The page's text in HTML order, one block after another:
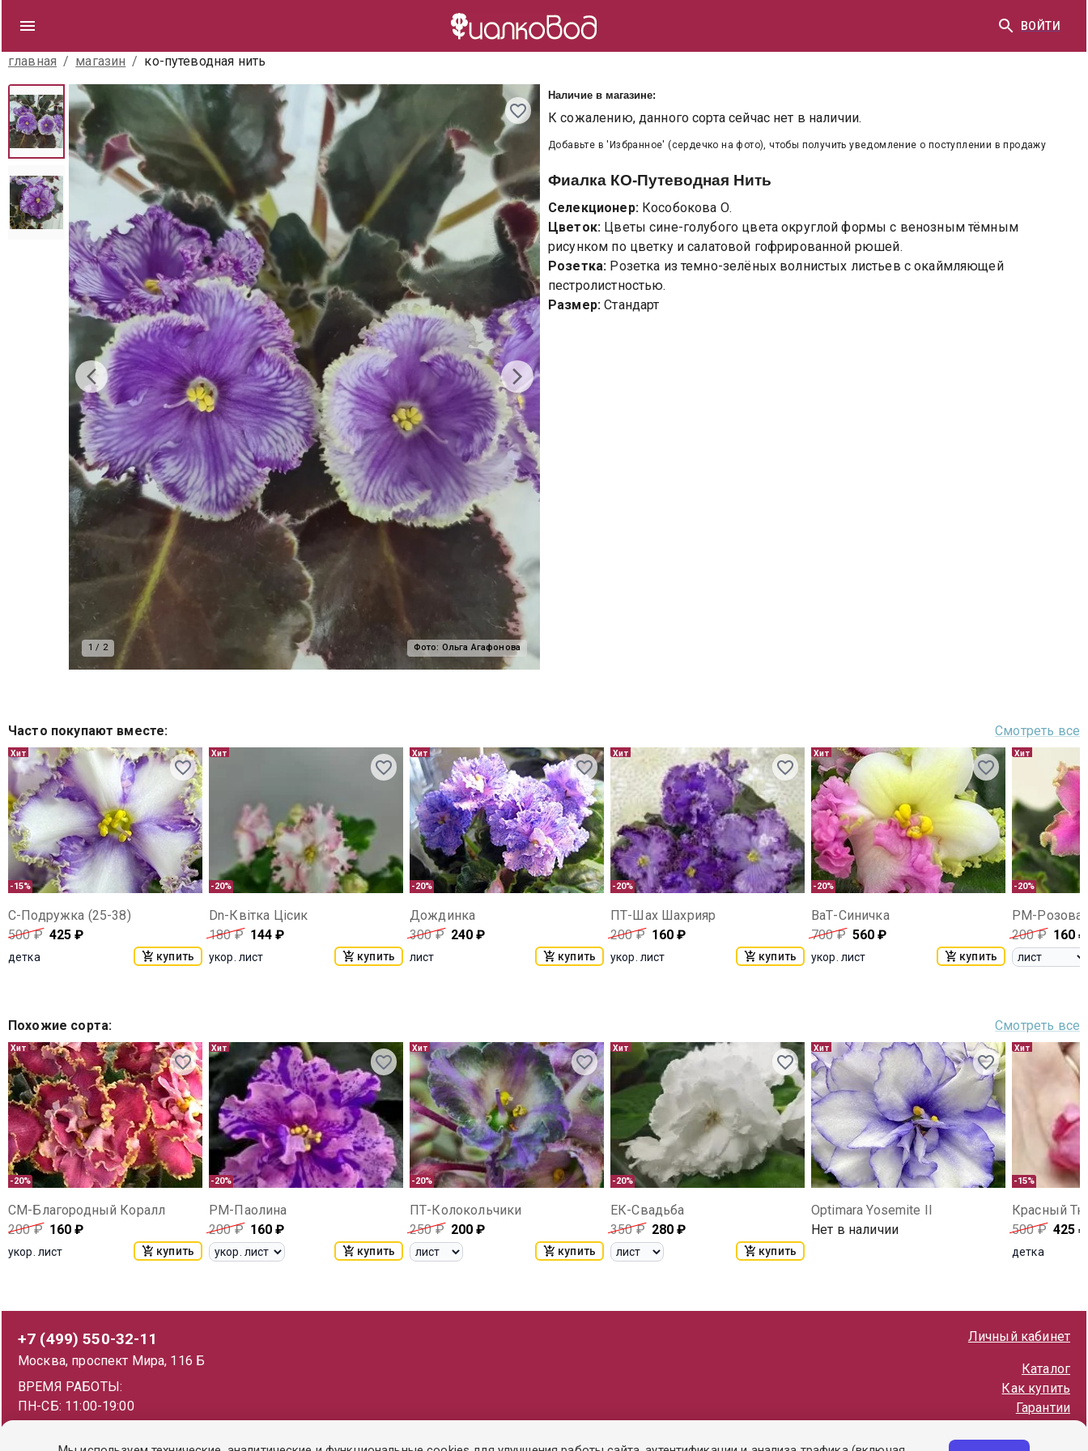
ВОЙТИ
главная / магазин / ко-путеводная нить
1 / 2 Фото: Ольга Агафонова
Наличие в магазине:
К сожалению, данного сорта сейчас нет в наличии.
Добавьте в 'Избранное' (сердечко на фото), чтобы получить уведомление о поступлении в продажу
Фиалка КО-Путеводная Нить
Селекционер: Кособокова О.
Цветок: Цветы сине-голубого цвета округлой формы с венозным тёмным
рисунком по цветку и салатовой гофрированной рюшей.
Розетка: Розетка из темно-зелёных волнистых листьев с окаймляющей
пестролистностью.
Размер: Стандарт
Часто покупают вместе: Смотреть все
-15%
Хит
С-Подружка (25-38)
500₽ 425 ₽
детка купить
-20%
Хит
Dn-Квiтка Цiсик
180₽ 144 ₽
укор. лист купить
-20%
Хит
Дождинка
300₽ 240 ₽
лист купить
-20%
Хит
ПТ-Шах Шахрияр
200₽ 160 ₽
укор. лист купить
-20%
Хит
ВаТ-Синичка
700₽ 560 ₽
укор. лист купить
-20%
Хит
РМ-
200₽ 160 ₽
Похожие сорта: Смотреть все
-20%
Хит
СМ-Благородный Коралл
200₽ 160 ₽
укор. лист купить
-20%
Хит
РМ-Паолина
200₽ 160 ₽
купить
-20%
Хит
ПТ-Колокольчики
250₽ 200 ₽
купить
-20%
Хит
ЕК-Свадьба
350₽ 280 ₽
купить
Хит
Optimara Yosemite II
Нет в наличии
-15%
Хит
Красный
500₽ 425 ₽
детка
+7 (499) 550-32-11
Москва, проспект Мира, 116 Б
ВРЕМЯ РАБОТЫ:
ПН-СБ: 11:00-19:00
ВС: 11:00-18:00
Личный кабинет
Каталог
Как купить
Гарантии
Политика обработки ПД